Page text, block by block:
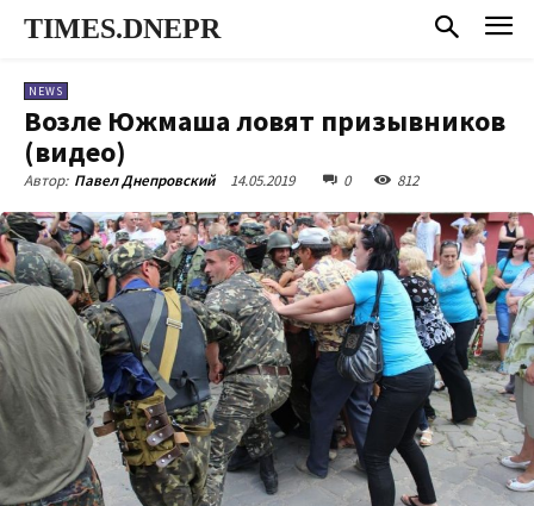
TIMES.DNEPR
NEWS
Возле Южмаша ловят призывников
(видео)
Автор: Павел Днепровский 14.05.2019 0 812